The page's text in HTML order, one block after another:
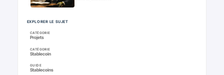
EXPLORER LE SUJET
CATÉGORIE
Projets
CATÉGORIE
Stablecoin
GUIDE
Stablecoins